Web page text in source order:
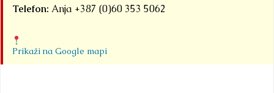
Telefon: Anja +387 (0)60 353 5062
Prikaži na Google mapi